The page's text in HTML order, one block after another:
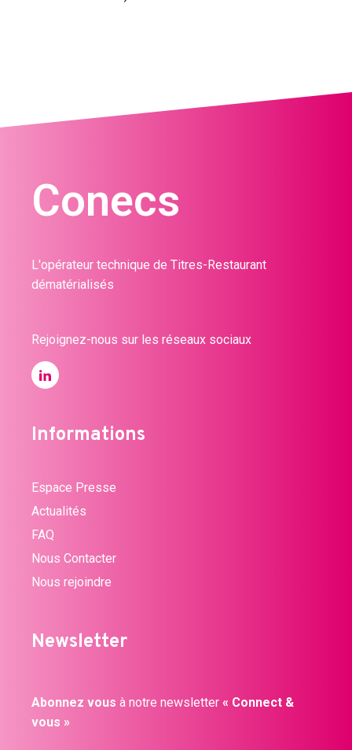
Conecs
L'opérateur technique de Titres-Restaurant
dématérialisés
Rejoignez-nous sur les réseaux sociaux
Informations
Espace Presse
Actualités
FAQ
Nous Contacter
Nous rejoindre
Newsletter
Abonnez vous à notre newsletter « Connect &
vous »